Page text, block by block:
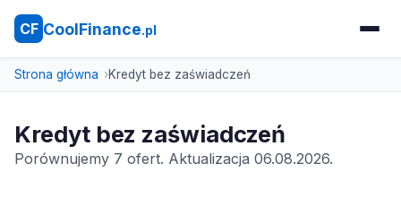
CF CoolFinance.pl
Strona główna Kredyt bez zaświadczeń
Kredyt bez zaświadczeń
Porównujemy 7 ofert. Aktualizacja 06.08.2026.